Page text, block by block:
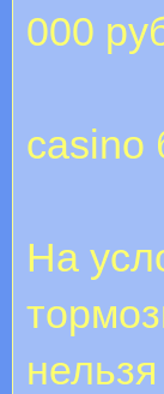
000
casino
На